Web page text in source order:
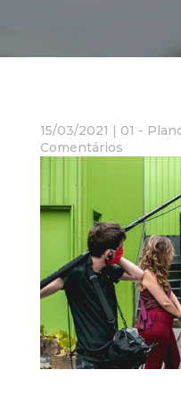
15/03/2021 | 01 -
Comentários